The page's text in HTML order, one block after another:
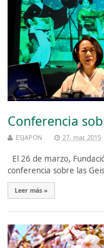
Conferencia
ESJAPON 27, mar, 2015
El 26 de marzo,
conferencia sobre las
Leer más »